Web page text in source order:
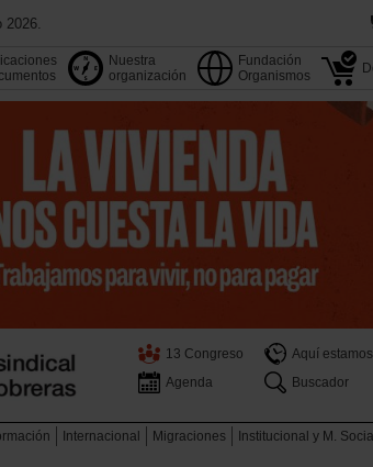
2026.
Nuestra
organización
Fundación
Organismos
13 Congreso Aquí estamos
Agenda
Buscador
Internacional Migraciones Institucional y M.